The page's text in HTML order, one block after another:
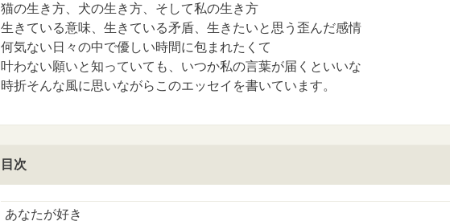
猫の生き方、犬の生き方、そして私の生き方
生きている意味、生きている矛盾、生きたいと思う歪んだ感情
何気ない日々の中で優しい時間に包まれたくて
叶わない願いと知っていても、いつか私の言葉が届くといいな
時折そんな風に思いながらこのエッセイを書いています。
目次
あなたが好き